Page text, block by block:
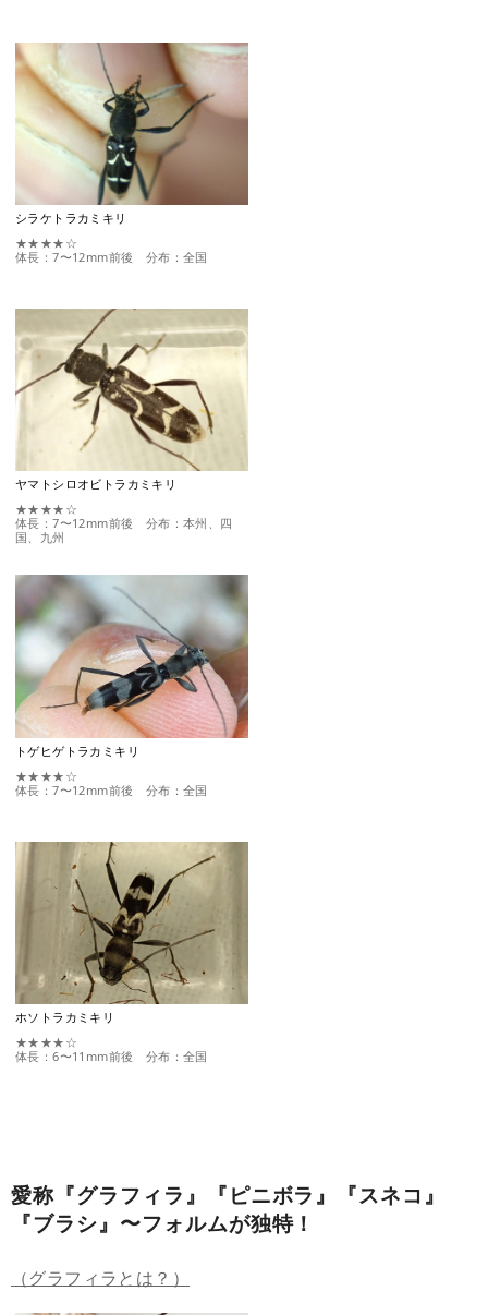
シラケトラカミキリ
★★★★☆
体長：7〜12mm前後 分布：全国
ヤマトシロオビトラカミキリ
★★★★☆
体長：7〜12mm前後 分布：本州、四
国、九州
トゲヒゲトラカミキリ
★★★★☆
体長：7〜12mm前後 分布：全国
ホソトラカミキリ
★★★★☆
体長：6〜11mm前後 分布：全国
愛称『グラフィラ』『ピニボラ』『スネコ』
『ブラシ』〜フォルムが独特！
（グラフィラとは？）